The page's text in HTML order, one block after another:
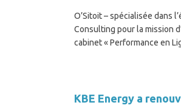
O’Sitoit – spécialisée dans
Consulting pour la mission
cabinet « Performance en
KBE Energy a